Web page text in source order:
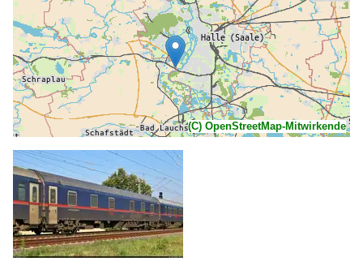
(C) OpenStreetMap-Mitwirkende